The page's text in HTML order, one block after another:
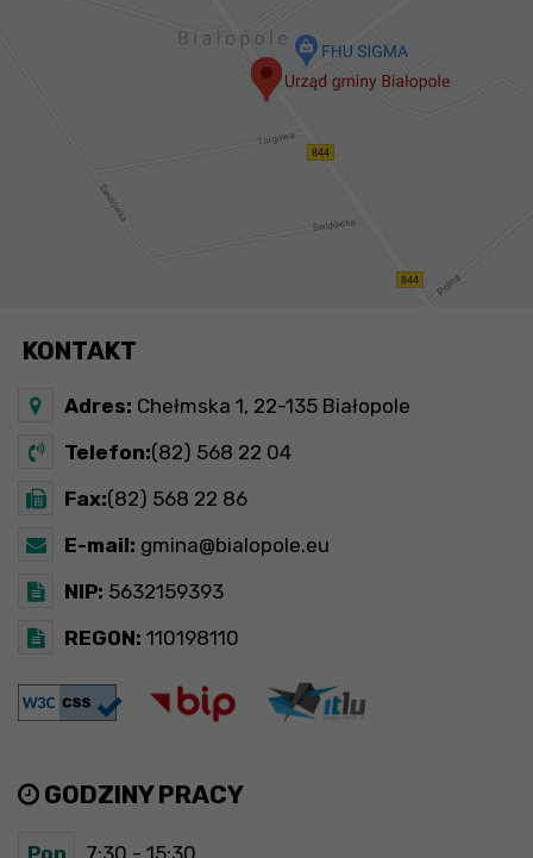
KONTAKT
Adres: Chełmska 1, 22-135 Białopole
Telefon:(82) 568 22 04
Fax:(82) 568 22 86
E-mail: gmina@bialopole.eu
NIP: 5632159393
REGON: 110198110
GODZINY PRACY
Pon 7:30 - 15:30